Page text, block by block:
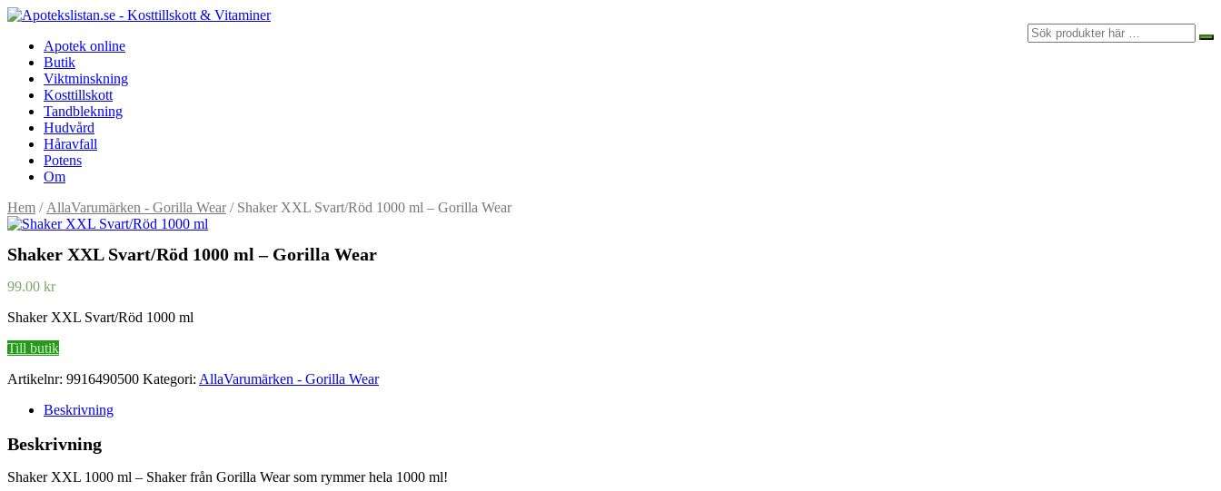
Apotek online
Butik
Viktminskning
Kosttillskott
Tandblekning
Hudvård
Håravfall
Potens
Om
Hem / AllaVarumärken - Gorilla Wear/ Shaker XXL Svart/Röd 1000 ml – Gorilla Wear
Shaker XXL Svart/Röd 1000 ml – Gorilla Wear
99.00 kr
Shaker XXL Svart/Röd 1000 ml
Till butik
Artikelnr: 9916490500 Kategori: AllaVarumärken - Gorilla Wear
Beskrivning
Beskrivning
Shaker XXL 1000 ml – Shaker från Gorilla Wear som rymmer hela 1000 ml!